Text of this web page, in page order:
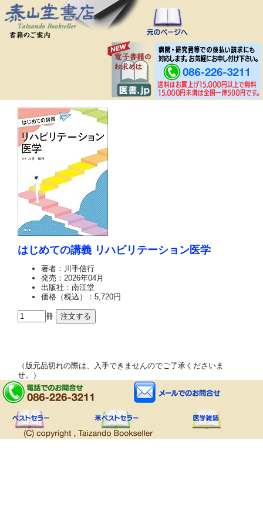
はじめての講義 リハビリテーション医学
著者：川手信行
発売：2026年04月
出版社：南江堂
価格（税込）：5,720円
冊
（版元品切れの際は、入手できませんのでご了承くださいま
せ。）